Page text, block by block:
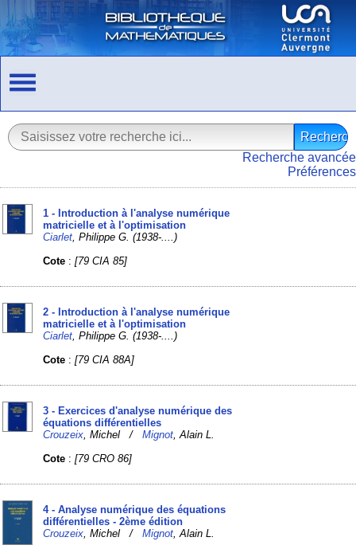
Recherche avancée
Préférences
1 - Introduction à l'analyse numérique
matricielle et à l'optimisation
Ciarlet , Philippe G. (1938-....)
Cote :[79 CIA 85]
2 - Introduction à l'analyse numérique
matricielle et à l'optimisation
Ciarlet , Philippe G. (1938-....)
Cote :[79 CIA 88A]
3 - Exercices d'analyse numérique des
équations différentielles
Crouzeix , Michel /Mignot , Alain L.
Cote :[79 CRO 86]
4 - Analyse numérique des équations
différentielles - 2ème édition
Crouzeix , Michel /Mignot , Alain L.